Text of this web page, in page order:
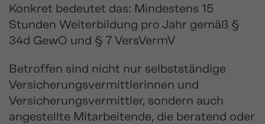
Konkret bedeutet das: Mindestens 15
Stunden Weiterbildung pro Jahr gemäß §
34d GewO und § 7 VersVermV
Betroffen sind nicht nur selbstständige
Versicherungsvermittlerinnen und
Versicherungsvermittler, sondern auch
angestellte Mitarbeitende, die beratend oder